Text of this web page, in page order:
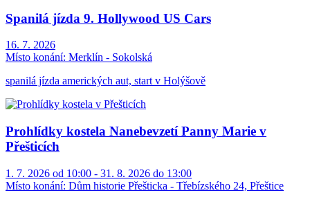
Spanilá jízda 9. Hollywood US Cars
16. 7. 2026
Místo konání: Merklín - Sokolská
spanilá jízda amerických aut, start v Holýšově
Prohlídky kostela Nanebevzetí Panny Marie v
Přešticích
1. 7. 2026 od 10:00 - 31. 8. 2026 do 13:00
Místo konání: Dům historie Přešticka - Třebízského 24, Přeštice